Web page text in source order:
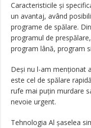
Caracteristicile şi
un avantaj, având
programe de spălare.
programul de
program lână, program
Deşi nu l-am menţionat
este cel de spălare
rufe mai puţin murdare
nevoie urgent.
Tehnologia Al şaselea